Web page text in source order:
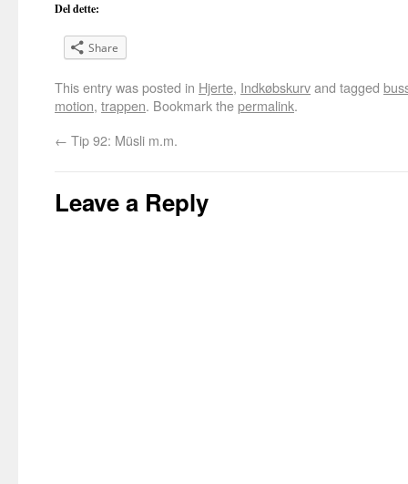
Del dette:
Share
This entry was posted in Hjerte, Indkøbskurvand tagged
motion, trappen. Bookmark thepermalink.
← Tip 92: Müsli m.m.
Leave a Reply